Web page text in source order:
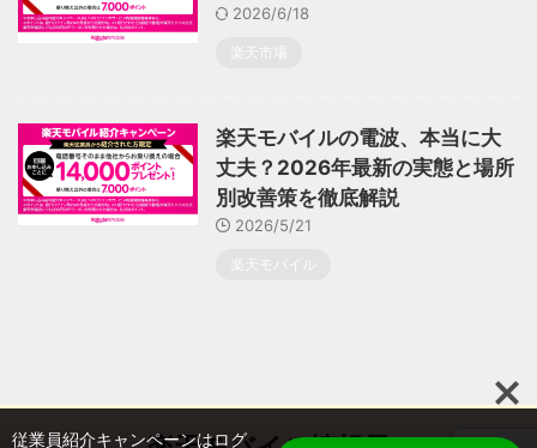
2026/6/18
楽天市場
楽天モバイルの電波、本当に大
丈夫？2026年最新の実態と場所
別改善策を徹底解説
2026/5/21
楽天モバイル
従業員紹介キャンペーンはログ